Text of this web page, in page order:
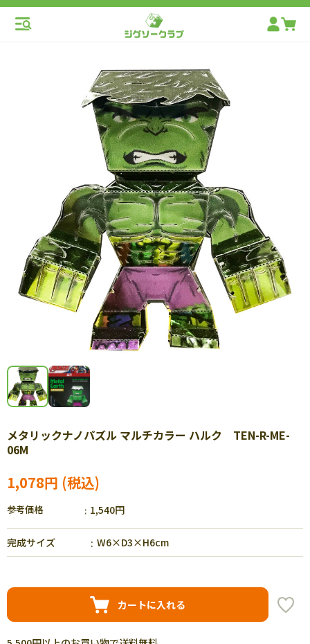
メタリックナノパズル マルチカラー ハルク TEN-R-ME-
06M
1,078円
参考価格 1,540円
完成サイズ W6×D3×H6cm
カートに入れる